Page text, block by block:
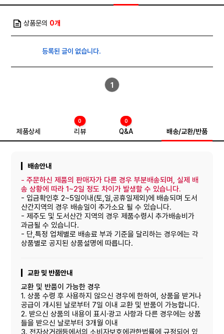
상품문의 0개
등록된 글이 없습니다.
1
제품상세 리뷰
0
Q&A
0
배송/교환/반품
배송안내
-주문하신 제품의 판매자가 다른 경우 부분배송되며, 실제 배
송 상황에 따라 1~2일 정도 차이가 발생할 수 있습니다.
- 입금확인후 2~5일이내(토,일,공휴일제외)에 배송되며 도서
산간지역의 경우 배송일이 추가소요 될 수 있습니다.
- 제주도 및 도서산간 지역의 경우 제품수령시 추가배송비가
과금될 수 있습니다.
- 단,특정 업체별로 배송료 부과 기준을 달리하는 경우에는 각
상품별로 공지된 상품설명에 따릅니다.
교환 및 반품안내
교환 및 반품이 가능한 경우
1. 상품 수령 후 사용하지 않으신 경우에 한하여, 상품을 받거나
공급이 개시된 날로부터 7일 이내 교환 및 반품이 가능합니다.
2. 받으신 상품의 내용이 표시·광고 사항과 다른 경우에는 상품
들을 받으신 날로부터 3개월 이내
3. 전자상거래등에서의 소비자보호에관한법률에 규정되어 있